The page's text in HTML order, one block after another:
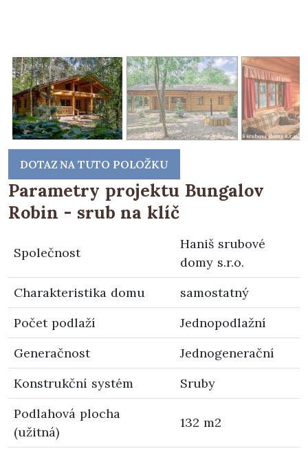
DOTAZ NA TUTO POLOŽKU
Parametry projektu Bungalov
Robin - srub na klíč
Společnost
Haniš srubové
domy s.r.o.
Charakteristika domu
samostatný
Počet podlaží
Jednopodlažní
Generačnost
Jednogenerační
Konstrukční systém
Sruby
Podlahová plocha
(užitná)
132 m2